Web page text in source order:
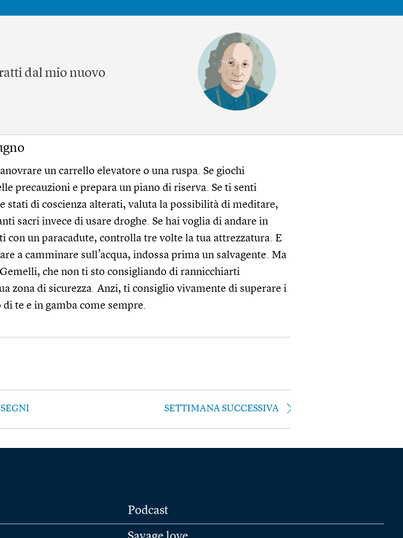
dal mio nuovo
un carrello elevatore o una ruspa. Se giochi
precauzioni e prepara un piano di riserva. Se ti senti
stati di coscienza alterati, valuta la possibilità di meditare,
sacri invece di usare droghe. Se hai voglia di andare in
con un paracadute, controlla tre volte la tua attrezzatura. E
a camminare sull’acqua, indossa prima un salvagente. Ma
che non ti sto consigliando di rannicchiarti
zona di sicurezza. Anzi, ti consiglio vivamente di superare i
te e in gamba come sempre.
SETTIMANA SUCCESSIVA
Podcast